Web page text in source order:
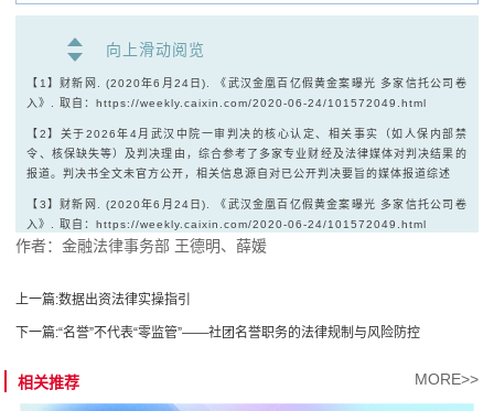
向上滑动阅览
【1】财新网. (2020年6月24日). 《武汉金凰百亿假黄金案曝光 多家信托公司卷
入》. 取自：https://weekly.caixin.com/2020-06-24/101572049.html
【2】关于2026年4月武汉中院一审判决的核心认定、相关事实（如人保内部禁
令、核保缺失等）及判决理由，综合参考了多家专业财经及法律媒体对判决结果的
报道。判决书全文未官方公开，相关信息源自对已公开判决要旨的媒体报道综述
【3】财新网. (2020年6月24日). 《武汉金凰百亿假黄金案曝光 多家信托公司卷
入》. 取自：https://weekly.caixin.com/2020-06-24/101572049.html
【4】最高人民法院. (2019年). 《全国法院民商事审判工作会议纪要》（法
【5】《中华人民共和国保险法》第二条
【6】温世扬. (2018). 《保险法》. 法律出版社. （财产保险的保险标的与损失补
【7】温世扬. (2018). 《保险法》. 法律出版社.（保证保险的性质与功能）
作者：金融法律事务部 王德明、薛媛
上一篇:数据出资法律实操指引
下一篇:“名誉”不代表“零监管”——社团名誉职务的法律规制与风险防控
相关推荐 MORE>>